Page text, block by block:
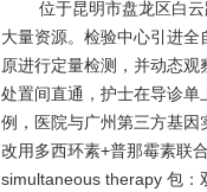
位于昆明市盘龙区白
大量资源。检验中心引进
原进行定量检测，并动态观
处置间直通，护士在导诊
例，医院与广州第三方基因
改用多西环素+普那霉素联
simultaneous therapy 包：